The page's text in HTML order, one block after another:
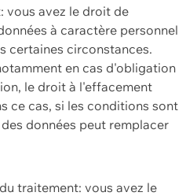
vous avez le droit de
à caractère personnel
certaines circonstances.
en cas d'obligation
le droit à l'effacement
ce cas, si les conditions sont
données peut remplacer
traitement: vous avez le